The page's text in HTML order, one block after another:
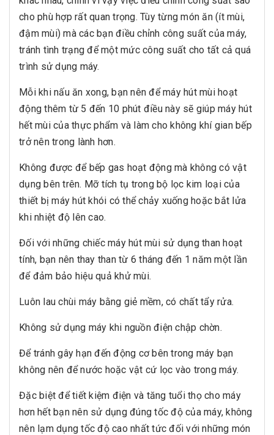
cho phù hợp rất quan trọng. Tùy từng món ăn (ít mùi,
đậm mùi) mà các bạn điều chỉnh công suất của máy,
tránh tình trạng để một mức công suất cho tất cả quá
trình sử dụng máy.
Mỗi khi nấu ăn xong, bạn nên để máy hút mùi hoạt
động thêm từ 5 đến 10 phút điều này sẽ giúp máy hút
hết mùi của thực phẩm và làm cho không khí gian bếp
trở nên trong lành hơn.
Không được để bếp gas hoạt động mà không có vật
dụng bên trên. Mỡ tích tụ trong bộ lọc kim loại của
thiết bị máy hút khói có thể chảy xuống hoặc bắt lửa
khi nhiệt độ lên cao.
Đối với những chiếc máy hút mùi sử dụng than hoạt
tính, bạn nên thay than từ 6 tháng đến 1 năm một lần
để đảm bảo hiệu quả khử mùi.
Luôn lau chùi máy bằng giẻ mềm, có chất tẩy rửa.
Không sử dụng máy khi nguồn điện chập chờn.
Để tránh gây hạn đến động cơ bên trong máy bạn
không nên để nước hoặc vật cứ lọc vào trong máy.
Đặc biệt để tiết kiệm điện và tăng tuổi thọ cho máy
hơn hết bạn nên sử dụng đúng tốc độ của máy, không
nên lạm dụng tốc độ cao nhất tức đối với những món